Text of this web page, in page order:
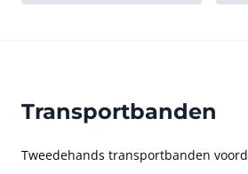
Transportbanden
Tweedehands transportbanden